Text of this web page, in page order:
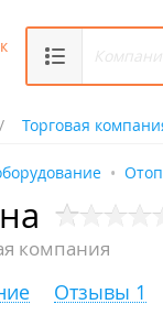
Торговая
компания
Отзывы 1